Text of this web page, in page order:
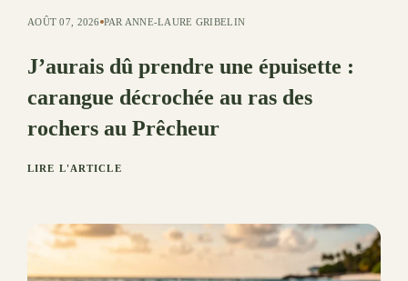
AOÛT 07, 2026 PAR ANNE-LAURE GRIBELIN
J’aurais dû prendre une épuisette :
carangue décrochée au ras des
rochers au Prêcheur
LIRE L'ARTICLE